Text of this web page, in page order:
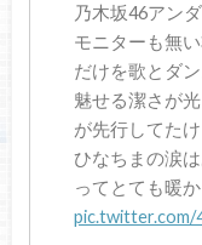
乃木坂46アン
モニターも無
だけを歌とダ
魅せる潔さが
が先行してた
ひなちまの涙
ってとても暖
pic.twitter.com/